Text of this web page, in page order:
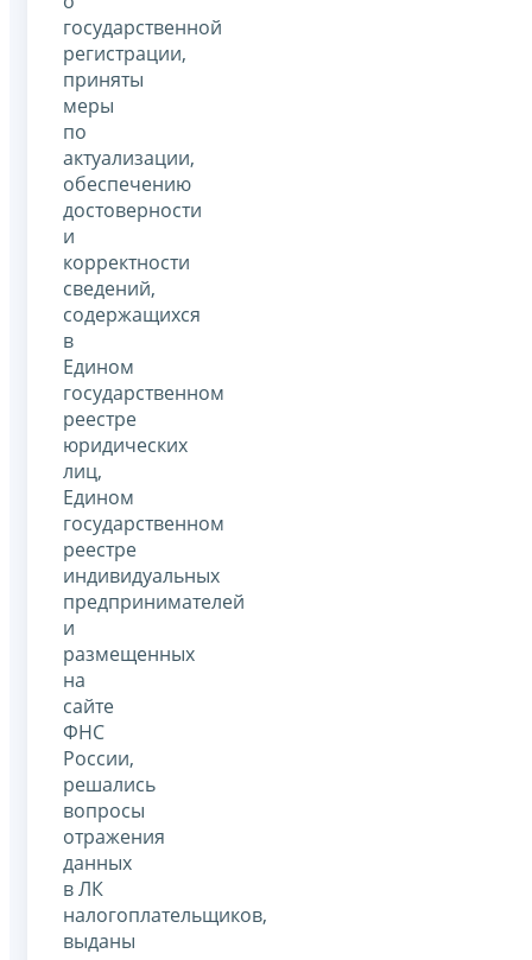
государственной
регистрации,
приняты
меры
по
актуализации,
обеспечению
достоверности
и
корректности
сведений,
содержащихся
в
Едином
государственном
реестре
юридических
лиц,
Едином
государственном
реестре
индивидуальных
предпринимателей
и
размещенных
на
сайте
ФНС
России,
решались
вопросы
отражения
данных
в ЛК
налогоплательщиков,
выданы